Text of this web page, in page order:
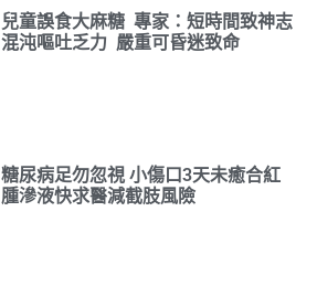
兒童誤食大麻糖 專家：短時間致神志
混沌嘔吐乏力 嚴重可昏迷致命
糖尿病足勿忽視 小傷口3天未癒合紅
腫滲液快求醫減截肢風險